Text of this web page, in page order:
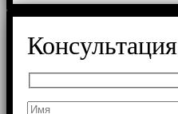
Консультация